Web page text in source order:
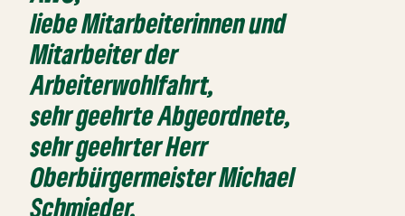
liebe Mitarbeiterinnen und
Mitarbeiter der
Arbeiterwohlfahrt,
sehr geehrte Abgeordnete,
sehr geehrter Herr
Oberbürgermeister Michael
Schmieder,